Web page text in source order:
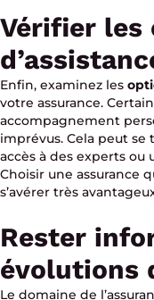
Vérifier les
Enfin, examinez les
votre assurance.
accompagnement
imprévus. Cela peut se
accès à des experts ou
Choisir une assurance
s’avérer très
Rester
évolutions
Le domaine de